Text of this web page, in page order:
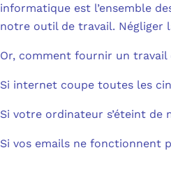
informatique est l’ensemble
notre outil de travail. Négliger
Or, comment fournir un
Si internet coupe toutes les
Si votre ordinateur s’éteint de
Si vos emails ne fonctionnent